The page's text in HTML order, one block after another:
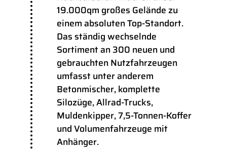
19.000qm großes Gelände zu
einem absoluten Top-Standort.
Das ständig wechselnde
Sortiment an 300 neuen und
gebrauchten Nutzfahrzeugen
umfasst unter anderem
Betonmischer, komplette
Silozüge, Allrad-Trucks,
Muldenkipper, 7,5-Tonnen-Koffer
und Volumenfahrzeuge mit
Anhänger.